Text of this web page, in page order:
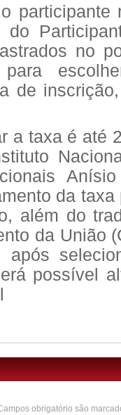
participante
do
no
para
de
a taxa é até
da
além do
da União
após
possível
obrigatório são